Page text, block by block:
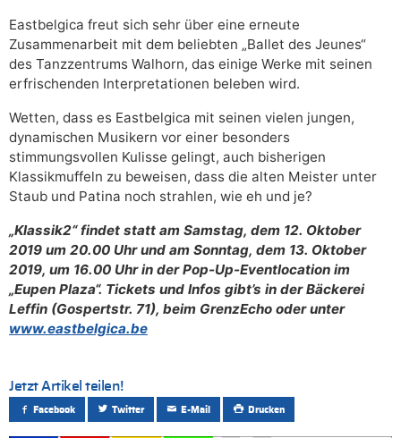
Eastbelgica freut sich sehr über eine erneute
Zusammenarbeit mit dem beliebten „Ballet des Jeunes“
des Tanzzentrums Walhorn, das einige Werke mit seinen
erfrischenden Interpretationen beleben wird.
Wetten, dass es Eastbelgica mit seinen vielen jungen,
dynamischen Musikern vor einer besonders
stimmungsvollen Kulisse gelingt, auch bisherigen
Klassikmuffeln zu beweisen, dass die alten Meister unter
Staub und Patina noch strahlen, wie eh und je?
„Klassik2“ findet statt am Samstag, dem 12. Oktober
2019 um 20.00 Uhr und am Sonntag, dem 13. Oktober
2019, um 16.00 Uhr in der Pop-Up-Eventlocation im
„Eupen Plaza“. Tickets und Infos gibt’s in der Bäckerei
Leffin (Gospertstr. 71), beim GrenzEcho oder unter
www.eastbelgica.be
Jetzt Artikel teilen!
Facebook Twitter E-Mail Drucken